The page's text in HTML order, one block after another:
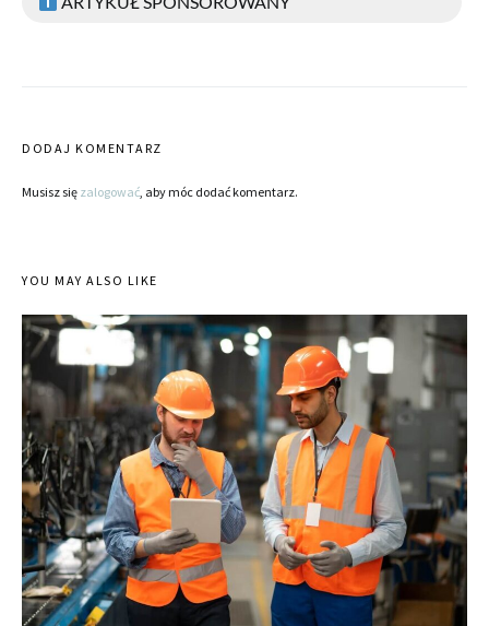
DODAJ KOMENTARZ
Musisz się zalogować, aby móc dodać komentarz.
YOU MAY ALSO LIKE